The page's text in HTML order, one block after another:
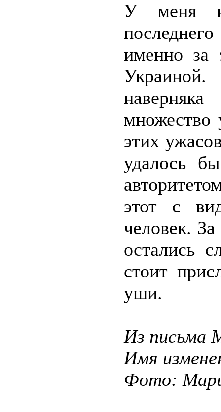
У меня
именно за
множество
этих
удалось
этот с
человек.
остались
стоит
уши.
Из письма
Имя
Фото: